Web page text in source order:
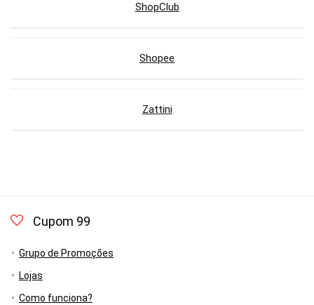
ShopClub
Shopee
Zattini
Cupom 99
Grupo de Promoções
Lojas
Como funciona?